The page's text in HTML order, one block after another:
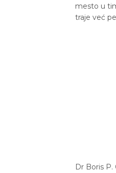
mesto u
traje već
Dr Boris